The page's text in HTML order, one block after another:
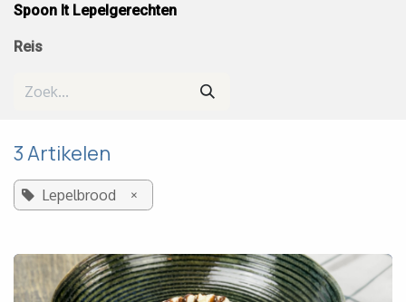
​Spoon It Lepelgerechten
Reis
3 Artikelen
Lepelbrood ×